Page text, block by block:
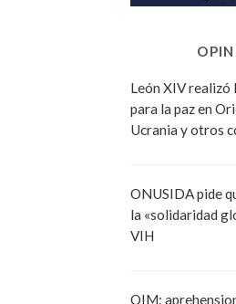
León XIV
para la paz en
Ucrania y otros
ONUSIDA pide
la «solidaridad
VIH
OIM: